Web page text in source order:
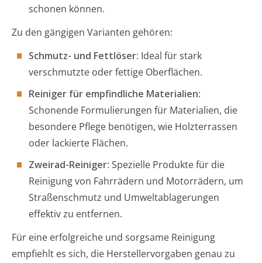
schonen können.
Zu den gängigen Varianten gehören:
Schmutz- und Fettlöser: Ideal für stark
verschmutzte oder fettige Oberflächen.
Reiniger für empfindliche Materialien:
Schonende Formulierungen für Materialien, die
besondere Pflege benötigen, wie Holzterrassen
oder lackierte Flächen.
Zweirad-Reiniger: Spezielle Produkte für die
Reinigung von Fahrrädern und Motorrädern, um
Straßenschmutz und Umweltablagerungen
effektiv zu entfernen.
Für eine erfolgreiche und sorgsame Reinigung
empfiehlt es sich, die Herstellervorgaben genau zu